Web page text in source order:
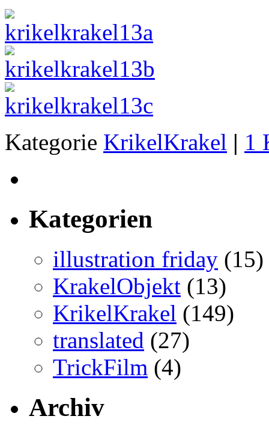
Kategorie KrikelKrakel | 1
Kategorien
illustration friday (15)
KrakelObjekt (13)
KrikelKrakel (149)
translated (27)
TrickFilm (4)
Archiv